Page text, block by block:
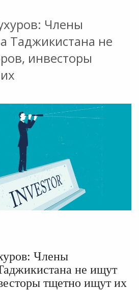
Члены
Таджикистана не
инвесторы
Члены
не ищут
тщетно ищут их